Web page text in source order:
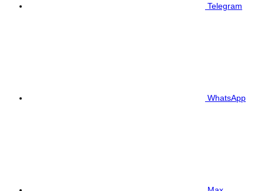
Telegram
WhatsApp